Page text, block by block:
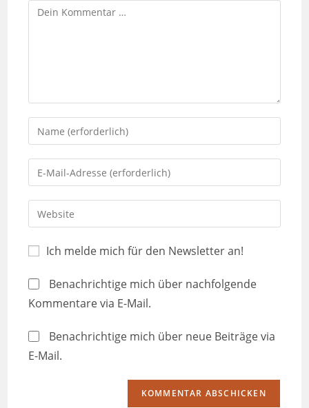
Ich melde mich für den Newsletter an!
Benachrichtige mich über nachfolgende
Kommentare via E-Mail.
Benachrichtige mich über neue Beiträge via
E-Mail.